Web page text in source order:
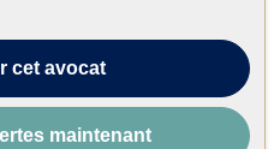
cet avocat
maintenant